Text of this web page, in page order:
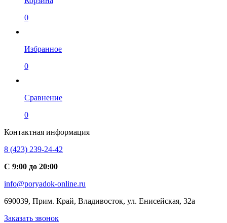
0
Избранное
0
Сравнение
0
Контактная информация
8 (423) 239-24-42
С 9:00 до 20:00
info@poryadok-online.ru
690039, Прим. Край, Владивосток, ул. Енисейская, 32а
Заказать звонок